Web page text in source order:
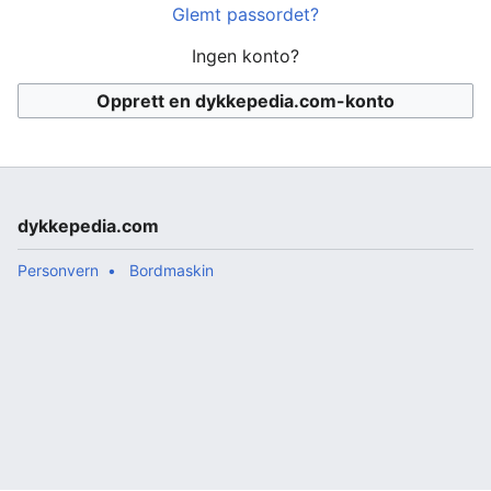
Glemt passordet?
Ingen konto?
Opprett en dykkepedia.com-konto
dykkepedia.com
Personvern Bordmaskin